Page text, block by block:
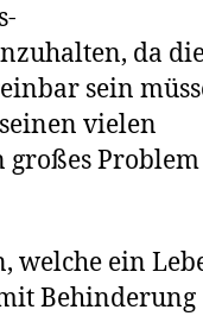
da
sein
vielen
großes Problem
welche ein
Behinderung